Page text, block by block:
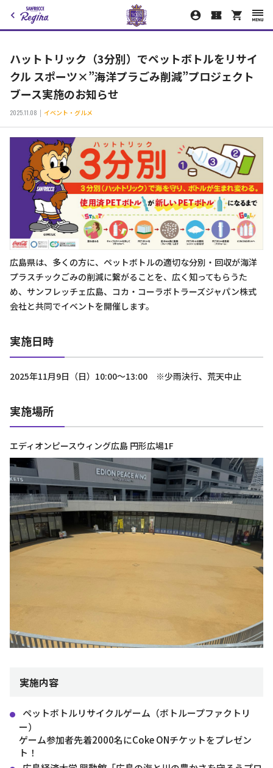
ハットトリック（3分別）でペットボトルをリサイ
クル スポーツ×”海洋プラごみ削減”プロジェクト
ブース実施のお知らせ
2025.11.08 イベント・グルメ
広島県は、多くの方に、ペットボトルの適切な分別・回収が海洋
プラスチックごみの削減に繋がることを、広く知ってもらうた
め、サンフレッチェ広島、コカ・コーラボトラーズジャパン株式
会社と共同でイベントを開催します。
実施日時
2025年11月9日（日）10:00～13:00 ※少雨決行、荒天中止
実施場所
エディオンピースウィング広島 円形広場1F
実施内容
ペットボトルリサイクルゲーム（ボトループファクトリ
ー）
ゲーム参加者先着2000名にCoke ONチケットをプレゼン
ト！